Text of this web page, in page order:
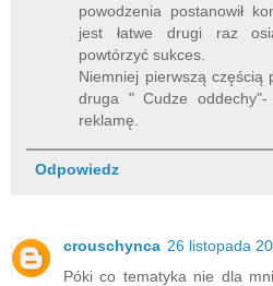
powodzenia postanowił
jest łatwe drugi raz
powtórzyć sukces.
Niemniej pierwszą częścią
druga " Cudze
reklamę.
Odpowiedz
crouschynca 26 listopada
Póki co tematyka nie dla